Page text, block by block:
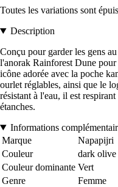
Toutes les variations sont
Description
Conçu pour garder les gens
l'anorak Rainforest Dune pour
icône adorée avec la poche
ourlet réglables, ainsi que le
résistant à l'eau, il est
étanches.
Informations
Marque
Napapijri
Couleur
dark olive
Couleur dominante Vert
Genre
Femme